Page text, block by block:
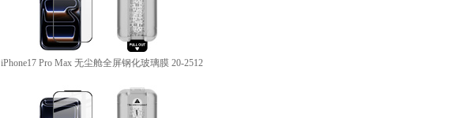
iPhone17 Pro Max 无尘舱全屏钢化玻璃膜 20-2512